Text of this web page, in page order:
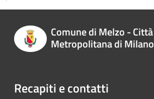
Comune di Melzo - Città
Metropolitana di Milano
Recapiti e contatti